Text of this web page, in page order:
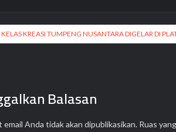
KELAS KREASI TUMPENG NUSANTARA DIGELAR DI
Balasan
email Anda tidak akan dipublikasikan. Ruas